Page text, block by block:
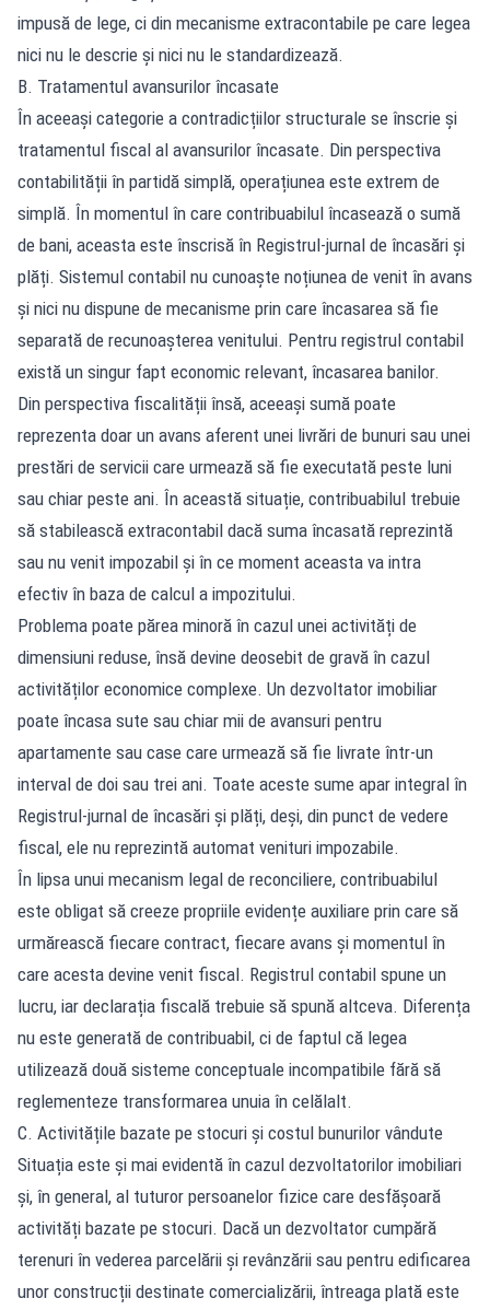
impusă de lege, ci din mecanisme extracontabile pe care legea
nici nu le descrie și nici nu le standardizează.
B. Tratamentul avansurilor încasate
În aceeași categorie a contradicțiilor structurale se înscrie și
tratamentul fiscal al avansurilor încasate. Din perspectiva
contabilității în partidă simplă, operațiunea este extrem de
simplă. În momentul în care contribuabilul încasează o sumă
de bani, aceasta este înscrisă în Registrul-jurnal de încasări și
plăți. Sistemul contabil nu cunoaște noțiunea de venit în avans
și nici nu dispune de mecanisme prin care încasarea să fie
separată de recunoașterea venitului. Pentru registrul contabil
există un singur fapt economic relevant, încasarea banilor.
Din perspectiva fiscalității însă, aceeași sumă poate
reprezenta doar un avans aferent unei livrări de bunuri sau unei
prestări de servicii care urmează să fie executată peste luni
sau chiar peste ani. În această situație, contribuabilul trebuie
să stabilească extracontabil dacă suma încasată reprezintă
sau nu venit impozabil și în ce moment aceasta va intra
efectiv în baza de calcul a impozitului.
Problema poate părea minoră în cazul unei activități de
dimensiuni reduse, însă devine deosebit de gravă în cazul
activităților economice complexe. Un dezvoltator imobiliar
poate încasa sute sau chiar mii de avansuri pentru
apartamente sau case care urmează să fie livrate într-un
interval de doi sau trei ani. Toate aceste sume apar integral în
Registrul-jurnal de încasări și plăți, deși, din punct de vedere
fiscal, ele nu reprezintă automat venituri impozabile.
În lipsa unui mecanism legal de reconciliere, contribuabilul
este obligat să creeze propriile evidențe auxiliare prin care să
urmărească fiecare contract, fiecare avans și momentul în
care acesta devine venit fiscal. Registrul contabil spune un
lucru, iar declarația fiscală trebuie să spună altceva. Diferența
nu este generată de contribuabil, ci de faptul că legea
utilizează două sisteme conceptuale incompatibile fără să
reglementeze transformarea unuia în celălalt.
C. Activitățile bazate pe stocuri și costul bunurilor vândute
Situația este și mai evidentă în cazul dezvoltatorilor imobiliari
și, în general, al tuturor persoanelor fizice care desfășoară
activități bazate pe stocuri. Dacă un dezvoltator cumpără
terenuri în vederea parcelării și revânzării sau pentru edificarea
unor construcții destinate comercializării, întreaga plată este